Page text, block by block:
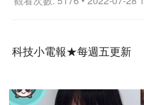
科技小電報★每週五更新